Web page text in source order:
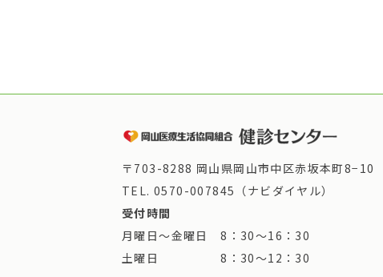
〒703-8288 岡山県岡山市中区赤坂本町8−10
TEL. 0570-007845（ナビダイヤル）
受付時間
月曜日～金曜日 8：30～16：30
土曜日 8：30～12：30